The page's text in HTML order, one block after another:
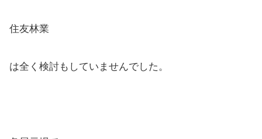
住友林業
は全く検討もしていませんでした。